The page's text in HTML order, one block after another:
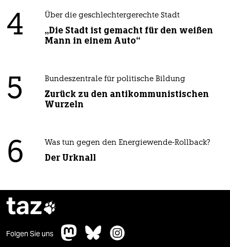
4 Über die geschlechtergerechte Stadt
„Die Stadt ist gemacht für den weißen
Mann in einem Auto“
5 Bundeszentrale für politische Bildung
Zurück zu den antikommunistischen
Wurzeln
6 Was tun gegen den Energiewende-Rollback?
Der Urknall
taz
Folgen Sie uns